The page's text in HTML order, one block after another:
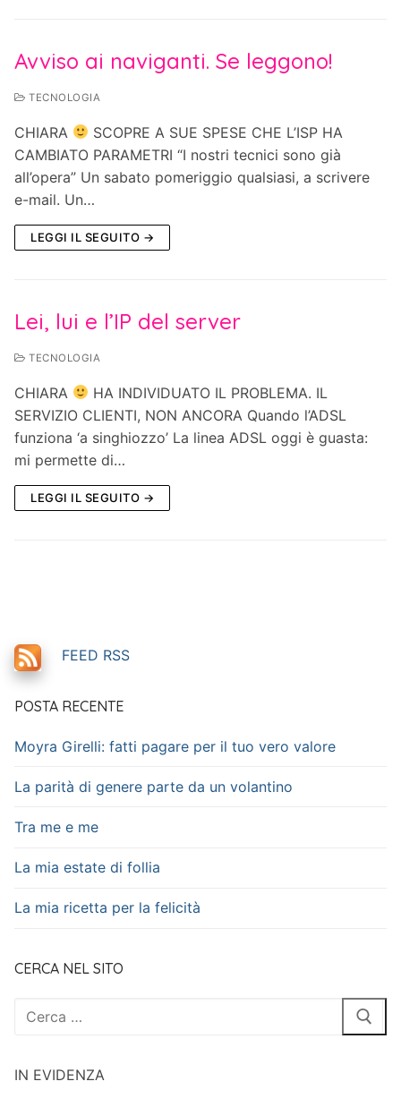
Avviso ai naviganti. Se leggono!
TECNOLOGIA
CHIARA
SCOPRE A SUE SPESE CHE L’ISP HA
CAMBIATO PARAMETRI “I nostri tecnici sono già
all’opera” Un sabato pomeriggio qualsiasi, a scrivere
e-mail. Un…
LEGGI IL SEGUITO →
Lei, lui e l’IP del server
TECNOLOGIA
CHIARA
HA INDIVIDUATO IL PROBLEMA. IL
SERVIZIO CLIENTI, NON ANCORA Quando l’ADSL
funziona ‘a singhiozzo’ La linea ADSL oggi è guasta:
mi permette di…
LEGGI IL SEGUITO →
FEED RSS
POSTA RECENTE
Moyra Girelli: fatti pagare per il tuo vero valore
La parità di genere parte da un volantino
Tra me e me
La mia estate di follia
La mia ricetta per la felicità
CERCA NEL SITO
Cerca:
IN EVIDENZA